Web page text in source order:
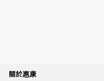
關於惠康